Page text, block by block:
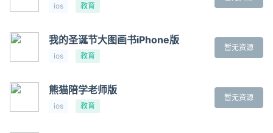
ios 教育
我的圣诞节大图画书iPhone版
ios 教育
暂无资源
熊猫陪学老师版
ios 教育
暂无资源